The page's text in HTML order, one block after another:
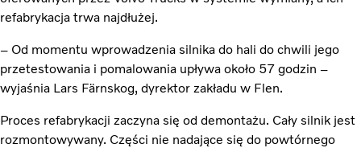
refabrykacja trwa najdłużej.
– Od momentu wprowadzenia silnika do hali do chwili jego
przetestowania i pomalowania upływa około 57 godzin –
wyjaśnia Lars Färnskog, dyrektor zakładu w Flen.
Proces refabrykacji zaczyna się od demontażu. Cały silnik jest
rozmontowywany. Części nie nadające się do powtórnego